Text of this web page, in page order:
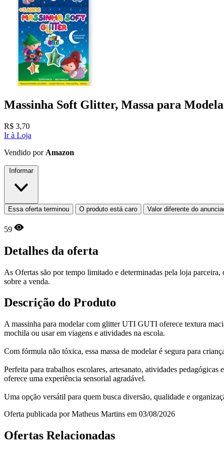
Massinha Soft Glitter, Massa para
R$ 3,70
Ir à Loja
Vendido por Amazon
Informar
Essa oferta terminou O produto está caro Valor diferente do
59
Detalhes da oferta
As Ofertas são por tempo limitado e determinadas pela loja
sobre a venda.
Descrição do Produto
A massinha para modelar com glitter UTI GUTI oferece textura
mochila ou usar em viagens e atividades na escola.
Com fórmula não tóxica, essa massa de modelar é segura para
Perfeita para trabalhos escolares, artesanato, atividades
oferece uma experiência sensorial agradável.
Uma opção versátil para quem busca diversão, qualidade e
Oferta publicada por Matheus Martins em 03/08/2026
Ofertas Relacionadas